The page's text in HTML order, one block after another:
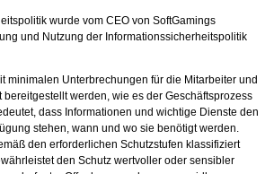
wurde vom CEO von SoftGamings
und Nutzung der Informationssicherheitspolitik
minimalen Unterbrechungen für die Mitarbeiter und
bereitgestellt werden, wie es der Geschäftsprozess
dass Informationen und wichtige Dienste den
stehen, wann und wo sie benötigt werden.
den erforderlichen Schutzstufen klassifiziert
den Schutz wertvoller oder sensibler